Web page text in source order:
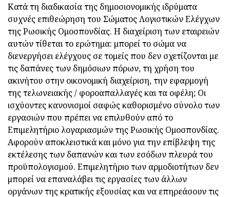
Κατά τη διαδικασία της δημοσιονομικής ιδρύματα
συχνές επιθεώρηση του Σώματος Λογιστικών Ελέγχων
της Ρωσικής Ομοσπονδίας. Η διαχείριση των εταιρειών
αυτών τίθεται το ερώτημα: μπορεί το σώμα να
διενεργήσει ελέγχους σε τομείς που δεν σχετίζονται με
τις δαπάνες των δημόσιων πόρων, τη χρήση του
ακινήτου στην οικονομική διαχείριση, την εφαρμογή
της τελωνειακής / φοροαπαλλαγές και τα οφέλη; Οι
ισχύοντες κανονισμοί σαφώς καθορισμένο σύνολο των
εργασιών που πρέπει να επιλυθούν από το
Επιμελητήριο λογαριασμών της Ρωσικής Ομοσπονδίας.
Αφορούν αποκλειστικά και μόνο για την επίβλεψη της
εκτέλεσης των δαπανών και των εσόδων πλευρά του
προϋπολογισμού. Επιμελητήριο των αρμοδιοτήτων δεν
μπορεί να επαναλάβει τις εργασίες των άλλων
οργάνων της κρατικής εξουσίας και να επηρεάσουν τις